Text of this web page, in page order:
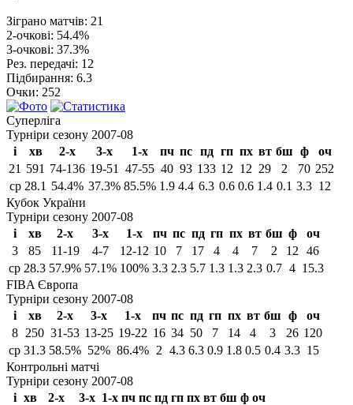
Зіграно матчів: 21
2-очкові: 54.4%
3-очкові: 37.3%
Рез. передачі: 12
Підбирання: 6.3
Очки: 252
Суперліга
Турніри сезону 2007-08
і
хв 2-х 3-х 1-х пч пс пд гп пх вт бш ф
оч
21 591 74-136 19-51 47-55 40 93 133 12 12 29 2 70 252
ср 28.1 54.4% 37.3% 85.5% 1.9 4.4 6.3 0.6 0.6 1.4 0.1 3.3 12
Кубок України
Турніри сезону 2007-08
і
хв 2-х 3-х 1-х пч пс пд гп пх вт бш ф
оч
3
85 11-19 4-7 12-12 10 7 17 4 4 7 2 12
46
ср 28.3 57.9% 57.1% 100% 3.3 2.3 5.7 1.3 1.3 2.3 0.7 4 15.3
FIBA Європа
Турніри сезону 2007-08
і
хв 2-х 3-х 1-х пч пс пд гп пх вт бш ф
оч
8
250 31-53 13-25 19-22 16 34 50 7 14 4 3 26 120
ср 31.3 58.5% 52% 86.4% 2 4.3 6.3 0.9 1.8 0.5 0.4 3.3 15
Контрольні матчі
Турніри сезону 2007-08
і хв 2-х 3-х 1-х пч пс пд гп пх вт бш ф оч